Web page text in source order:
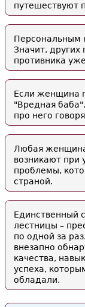
путешествуют
Персональным
Значит, других
противника
Если женщина
"Вредная
про него
Любая
возникают при
проблемы,
страной.
Единственный
лестницы –
по одной за
внезапно
качества,
успеха,
обладали.